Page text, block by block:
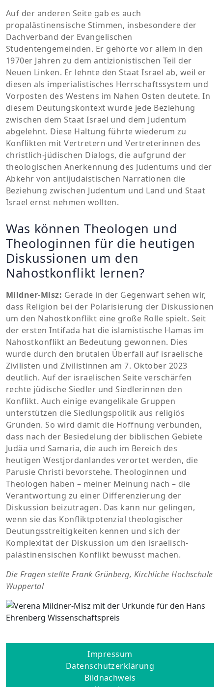
Auf der anderen Seite gab es auch
propalästinensische Stimmen, insbesondere der
Dachverband der Evangelischen
Studentengemeinden. Er gehörte vor allem in den
1970er Jahren zu dem antizionistischen Teil der
Neuen Linken. Er lehnte den Staat Israel ab, weil er
diesen als imperialistisches Herrschaftssystem und
Vorposten des Westens im Nahen Osten deutete. In
diesem Deutungskontext wurde jede Beziehung
zwischen dem Staat Israel und dem Judentum
abgelehnt. Diese Haltung führte wiederum zu
Konflikten mit Vertretern und Vertreterinnen des
christlich-jüdischen Dialogs, die aufgrund der
theologischen Anerkennung des Judentums und der
Abkehr von antijudaistischen Narrationen die
Beziehung zwischen Judentum und Land und Staat
Israel ernst nehmen wollten.
Was können Theologen und
Theologinnen für die heutigen
Diskussionen um den
Nahostkonflikt lernen?
Mildner-Misz: Gerade in der Gegenwart sehen wir,
dass Religion bei der Polarisierung der Diskussionen
um den Nahostkonflikt eine große Rolle spielt. Seit
der ersten Intifada hat die islamistische Hamas im
Nahostkonflikt an Bedeutung gewonnen. Dies
wurde durch den brutalen Überfall auf israelische
Zivilisten und Zivilistinnen am 7. Oktober 2023
deutlich. Auf der israelischen Seite verschärfen
rechte jüdische Siedler und Siedlerinnen den
Konflikt. Auch einige evangelikale Gruppen
unterstützen die Siedlungspolitik aus religiös
Gründen. So wird damit die Hoffnung verbunden,
dass nach der Besiedelung der biblischen Gebiete
Judäa und Samaria, die auch im Bereich des
heutigen Westjordanlandes verortet werden, die
Parusie Christi bevorstehe. Theologinnen und
Theologen haben – meiner Meinung nach – die
Verantwortung zu einer Differenzierung der
Diskussion beizutragen. Das kann nur gelingen,
wenn sie das Konfliktpotenzial theologischer
Deutungsstreitigkeiten kennen und sich der
Komplexität der Diskussion um den israelisch-
palästinensischen Konflikt bewusst machen.
Die Fragen stellte Frank Grünberg, Kirchliche Hochschule
Wuppertal
Impressum
Datenschutzerklärung
Bildnachweis